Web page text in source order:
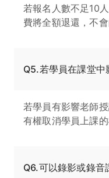
若報名人數不足10
費將全額退還，不
Q5.若學員在課堂中
若學員有影響老師
有權取消學員上課的
Q6.可以錄影或錄音